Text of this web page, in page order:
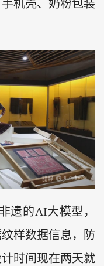
机壳、奶粉包装
遗的AI大模型，
样数据信息，防
时间现在两天就